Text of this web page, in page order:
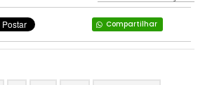
Compartilhar